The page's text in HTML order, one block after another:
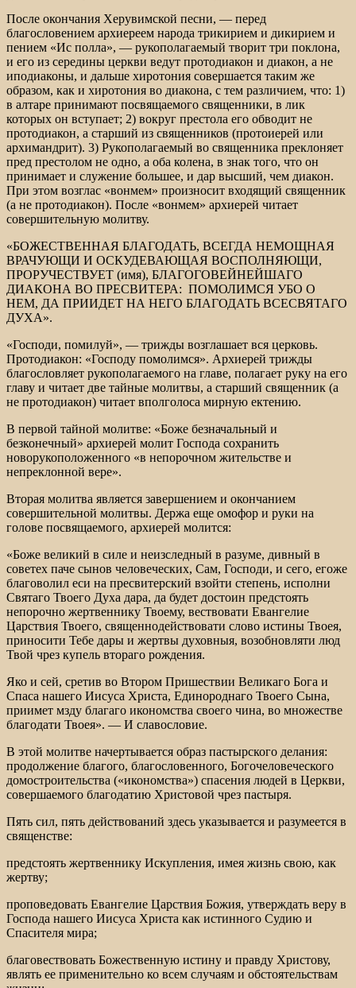
После окончания Херувимской песни, — перед
благословением архиереем народа трикирием и дикирием и
пением «Ис полла», — рукополагаемый творит три поклона,
и его из середины церкви ведут протодиакон и диакон, а не
иподиаконы, и дальше хиротония совершается таким же
образом, как и хиротония во диакона, с тем различием, что: 1)
в алтаре принимают посвящаемого священники, в лик
которых он вступает; 2) вокруг престола его обводит не
протодиакон, а старший из священников (протоиерей или
архимандрит). 3) Рукополагаемый во священника преклоняет
пред престолом не одно, а оба колена, в знак того, что он
принимает и служение большее, и дар высший, чем диакон.
При этом возглас «вонмем» произносит входящий священник
(а не протодиакон). После «вонмем» архиерей читает
совершительную молитву.
«БОЖЕСТВЕННАЯ БЛАГОДАТЬ, ВСЕГДА НЕМОЩНАЯ
ВРАЧУЮЩИ И ОСКУДЕВАЮЩАЯ ВОСПОЛНЯЮЩИ,
ПРОРУЧЕСТВУЕТ (имя), БЛАГОГОВЕЙНЕЙШАГО
ДИАКОНА ВО ПРЕСВИТЕРА: ПОМОЛИМСЯ УБО О
НЕМ, ДА ПРИИДЕТ НА НЕГО БЛАГОДАТЬ ВСЕСВЯТАГО
ДУХА».
«Господи, помилуй», — трижды возглашает вся церковь.
Протодиакон: «Господу помолимся». Архиерей трижды
благословляет рукополагаемого на главе, полагает руку на его
главу и читает две тайные молитвы, а старший священник (а
не протодиакон) читает вполголоса мирную ектению.
В первой тайной молитве: «Боже безначальный и
безконечный» архиерей молит Господа сохранить
новорукоположенного «в непорочном жительстве и
непреклонной вере».
Вторая молитва является завершением и окончанием
совершительной молитвы. Держа еще омофор и руки на
голове посвящаемого, архиерей молится:
«Боже великий в силе и неизследный в разуме, дивный в
советех паче сынов человеческих, Сам, Господи, и сего, егоже
благоволил еси на пресвитерский взойти степень, исполни
Святаго Твоего Духа дара, да будет достоин предстоять
непорочно жертвеннику Твоему, вествовати Евангелие
Царствия Твоего, священнодействовати слово истины Твоея,
приносити Тебе дары и жертвы духовныя, возобновляти люд
Твой чрез купель втораго рождения.
Яко и сей, сретив во Втором Пришествии Великаго Бога и
Спаса нашего Иисуса Христа, Единороднаго Твоего Сына,
приимет мзду благаго икономства своего чина, во множестве
благодати Твоея». — И славословие.
В этой молитве начертывается образ пастырского делания:
продолжение благого, благословенного, Богочеловеческого
домостроительства («икономства») спасения людей в Церкви,
совершаемого благодатию Христовой чрез пастыря.
Пять сил, пять действований здесь указывается и разумеется в
священстве:
предстоять жертвеннику Искупления, имея жизнь свою, как
жертву;
проповедовать Евангелие Царствия Божия, утверждать веру в
Господа нашего Иисуса Христа как истинного Судию и
Спасителя мира;
благовествовать Божественную истину и правду Христову,
являть ее применительно ко всем случаям и обстоятельствам